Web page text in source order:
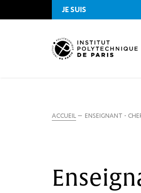
JE SUIS
ACCUEIL ENSEIGNANT -